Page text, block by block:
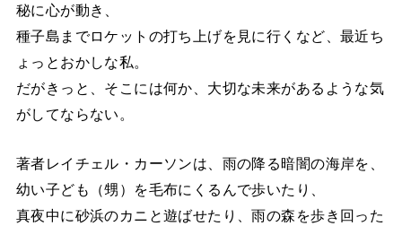
秘に心が動き、
種子島までロケットの打ち上げを見に行くなど、最近ち
ょっとおかしな私。
だがきっと、そこには何か、大切な未来があるような気
がしてならない。
著者レイチェル・カーソンは、雨の降る暗闇の海岸を、
幼い子ども（甥）を毛布にくるんで歩いたり、
真夜中に砂浜のカニと遊ばせたり、雨の森を歩き回った